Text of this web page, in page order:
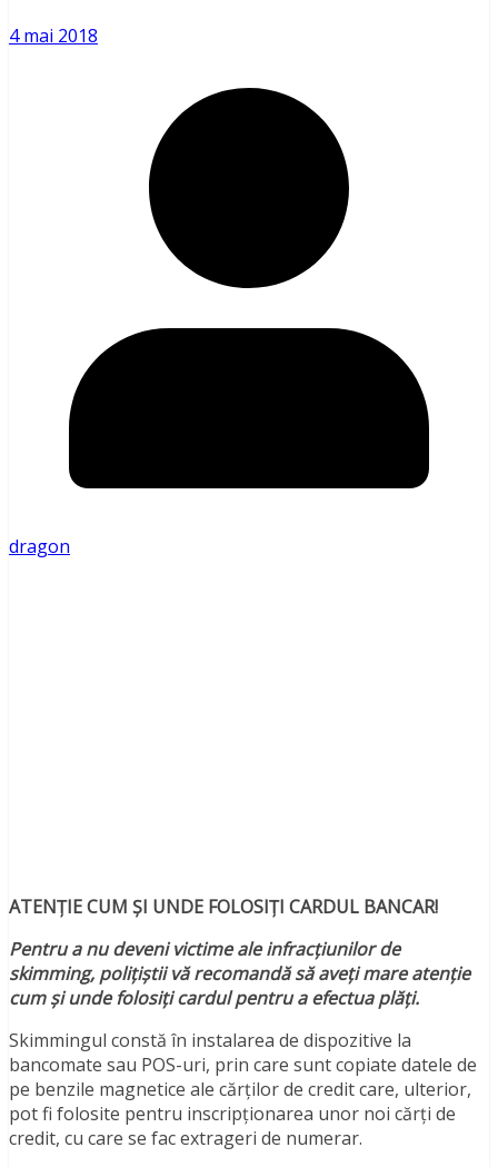
4 mai 2018
dragon
ATENȚIE CUM ȘI UNDE FOLOSIȚI CARDUL BANCAR!
Pentru a nu deveni victime ale infracțiunilor de
skimming, polițiștii vă recomandă să aveți mare atenție
cum și unde folosiți cardul pentru a efectua plăți.
Skimmingul constă în instalarea de dispozitive la
bancomate sau POS-uri, prin care sunt copiate datele de
pe benzile magnetice ale cărţilor de credit care, ulterior,
pot fi folosite pentru inscripţionarea unor noi cărţi de
credit, cu care se fac extrageri de numerar.